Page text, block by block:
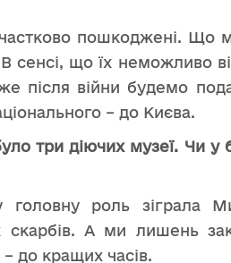
пошкоджені. Що
сенсі, що їх неможливо
війни будемо
– до Києва.
три діючих музеї. Чи у
роль зіграла
скарбів. А ми лишень
– до кращих часів.